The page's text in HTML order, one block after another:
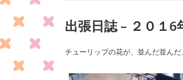
出張日誌 – ２０１6
チューリップの花が、並んだ並ん